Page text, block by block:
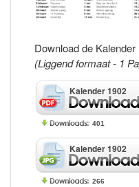
Download de
(Liggend formaat - 1
Kalender 1902
401
Kalender 1902
266